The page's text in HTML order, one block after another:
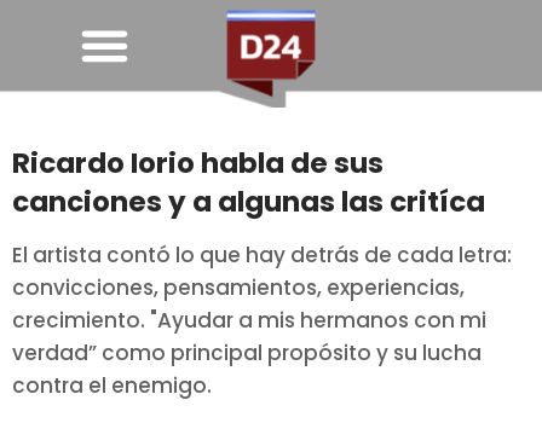
Ricardo Iorio habla de sus
canciones y a algunas las critíca
El artista contó lo que hay detrás de cada letra:
convicciones, pensamientos, experiencias,
crecimiento. "Ayudar a mis hermanos con mi
verdad” como principal propósito y su lucha
contra el enemigo.